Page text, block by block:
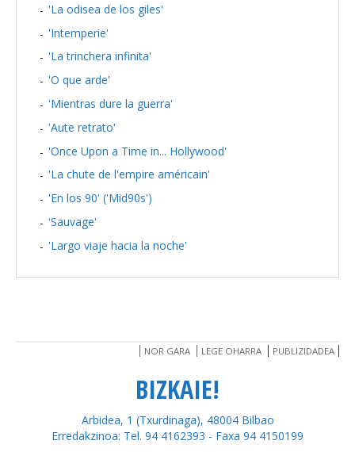
'La odisea de los giles'
'Intemperie'
'La trinchera infinita'
'O que arde'
'Mientras dure la guerra'
'Aute retrato'
'Once Upon a Time in... Hollywood'
'La chute de l'empire américain'
'En los 90' ('Mid90s')
'Sauvage'
'Largo viaje hacia la noche'
NOR GARA LEGE OHARRA PUBLIZIDADEA
BIZKAIE!
Arbidea, 1 (Txurdinaga), 48004 Bilbao
Erredakzinoa: Tel. 94 4162393 - Faxa 94 4150199